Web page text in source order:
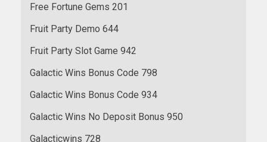
Free Fortune Gems 201
Fruit Party Demo 644
Fruit Party Slot Game 942
Galactic Wins Bonus Code 798
Galactic Wins Bonus Code 934
Galactic Wins No Deposit Bonus 950
Galacticwins 728